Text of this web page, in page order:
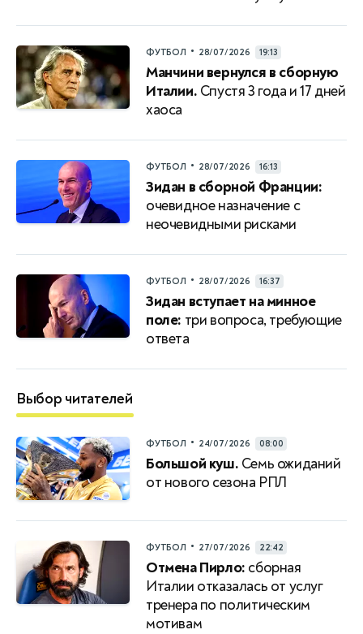
ФУТБОЛ • 28/07/2026 19:13
Манчини вернулся в сборную
Италии. Спустя 3 года и 17 дней
хаоса
ФУТБОЛ • 28/07/2026 16:13
Зидан в сборной Франции:
очевидное назначение с
неочевидными рисками
ФУТБОЛ • 28/07/2026 16:37
Зидан вступает на минное
поле: три вопроса, требующие
ответа
Выбор читателей
ФУТБОЛ • 24/07/2026 08:00
Большой куш. Семь ожиданий
от нового сезона РПЛ
ФУТБОЛ • 27/07/2026 22:42
Отмена Пирло: сборная
Италии отказалась от услуг
тренера по политическим
мотивам